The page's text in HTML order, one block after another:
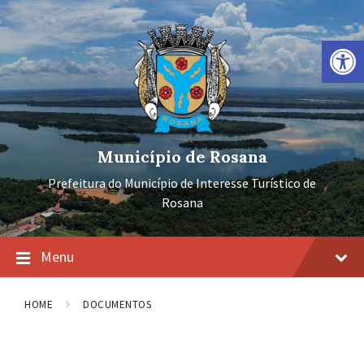
Barra de Ferramentas Aberta
Ir
para
conteúdo
Pular
para
navegação
principal
Pular
para
rodapé
Município de Rosana
Prefeitura do Município de Interesse Turístico de
Rosana
Menu
HOME DOCUMENTOS